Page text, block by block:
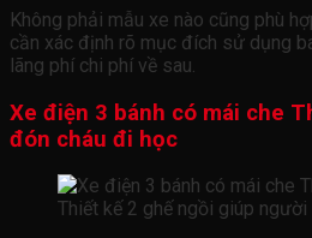
Không phải mẫu xe nào cũng phù
cần xác định rõ mục đích sử dụng
lãng phí chi phí về sau.
Xe điện 3 bánh có mái che
đón cháu đi học
Thiết kế 2 ghế ngồi giúp